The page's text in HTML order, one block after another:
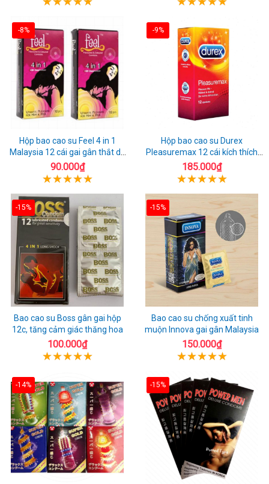
-8%
Hộp bao cao su Feel 4 in 1
Malaysia 12 cái gai gân thắt dễ
sử dụng
90.000₫
-9%
Hộp bao cao su Durex
Pleasuremax 12 cái kích thích
tăng khoái cảm
185.000₫
-15%
Bao cao su Boss gân gai hộp
12c, tăng cảm giác thăng hoa
100.000₫
-15%
Bao cao su chống xuất tinh
muộn Innova gai gân Malaysia
150.000₫
-14% -15%